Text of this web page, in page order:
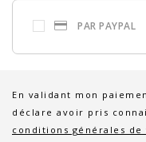
PAR PAYPAL
En validant mon
déclare avoir pris
conditions générales de